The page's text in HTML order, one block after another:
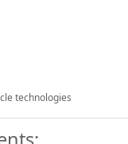
technologies